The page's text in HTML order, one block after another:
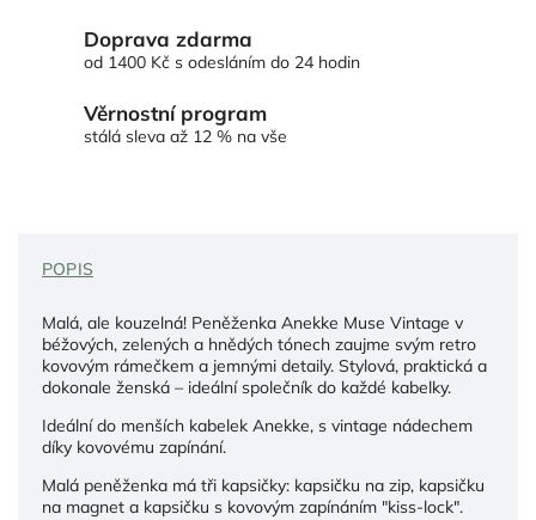
Doprava zdarma
od 1400 Kč s odesláním do 24 hodin
Věrnostní program
stálá sleva až 12 % na vše
POPIS
Malá, ale kouzelná! Peněženka Anekke Muse Vintage v
béžových, zelených a hnědých tónech zaujme svým retro
kovovým rámečkem a jemnými detaily. Stylová, praktická a
dokonale ženská – ideální společník do každé kabelky.
Ideální do menších kabelek Anekke, s vintage nádechem
díky kovovému zapínání.
Malá peněženka má tři kapsičky: kapsičku na zip, kapsičku
na magnet a kapsičku s kovovým zapínáním "kiss-lock".